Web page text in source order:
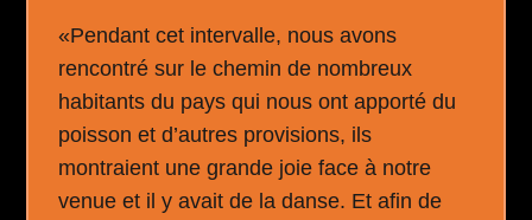
«Pendant cet intervalle, nous avons
rencontré sur le chemin de nombreux
habitants du pays qui nous ont apporté du
poisson et d’autres provisions, ils
montraient une grande joie face à notre
venue et il y avait de la danse. Et afin de